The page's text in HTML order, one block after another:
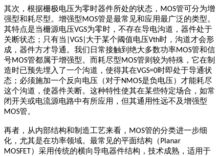
其次，根据栅极电压为零时器件所处的状态， MOS管可分为增
强型和耗尽型。增强型MOS管是最常见和应用最广泛的类型。
其特点是当栅源电压VGS为零时，不存在导电沟道，器件处于
关断状态；只有当 |VGS| 大于某个阈值电压Vth时，沟道才会形
成，器件方才导通。我们日常接触到绝大多数功率MOS管和信
号MOS管都属于增强型。而耗尽型MOS管则较为特殊，它在制
造时已预先埋入了一个沟道，使得其在VGS=0时即处于导通状
态；必须施加一个反向电压（对于NMOS是负电压）才能耗尽
这个沟道，使器件关断。这种特性使其在某些特定场合，如常
闭开关或电流源电路中有所应用，但其通用性远不及增强型
MOS管。
再者，从内部结构和制造工艺来看， MOS管的分类进一步细
化，尤其是在功率领域。最常见的平面结构（ Planar
MOSFET）采用传统的横向导电器件结构，技术成熟，适用于